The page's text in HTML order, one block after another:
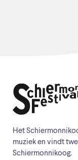
Het
muziek en vindt
Schiermonnikoog.